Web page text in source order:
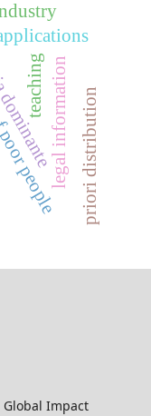
legal informationpriori distribution
teaching
Impact